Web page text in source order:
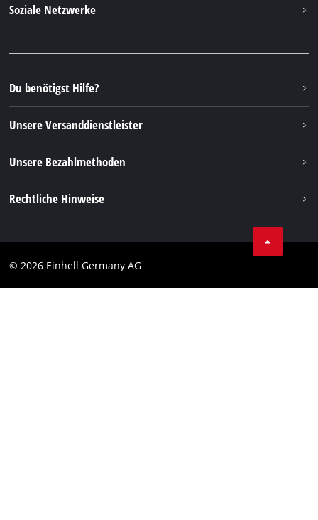
Nachhaltigkeit
FAQs
Rücksendungen / Widerruf
Verpackungsrichtlinien
Hinweise zur Batterieentsorgung
Vertrag widerrufen
Soziale Netzwerke
Instagram
TikTok
Pinterest
Linkedin
Du benötigst Hilfe?
Unsere Versanddienstleister
Unsere Bezahlmethoden
Rechtliche Hinweise
Impressum
© 2026 Einhell Germany AG